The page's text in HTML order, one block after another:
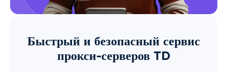
Быстрый и безопасный сервис
прокси-серверов TD